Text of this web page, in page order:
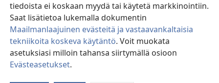
tiedoista ei koskaan myydä tai käytetä markkinointiin.
Saat lisätietoa lukemalla dokumentin
Maailmanlaajuinen evästeitä ja vastaavankaltaisia
tekniikoita koskeva käytäntö. Voit muokata
asetuksiasi milloin tahansa siirtymällä osioon
Evästeasetukset.
Watchtower Library
Copyright
© 2026 Watch Tower Bible and Tract Society of Pennsylvania.
KÄYTTÖEHDOT|TIETOSUOJAKÄYTÄNTÖ